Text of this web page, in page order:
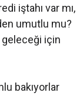
iştahı var mı,
umutlu mu?
geleceği için
bakıyorlar